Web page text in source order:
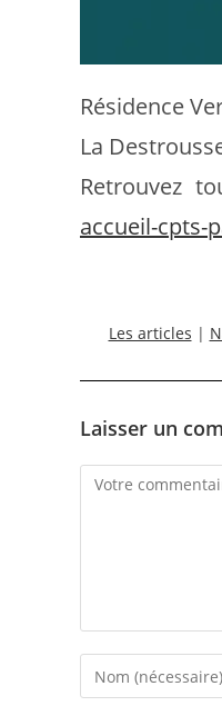
Résidence
La
Retrouvez
accueil-cpts-
Les articles |
Laisser un
Comment
Enter
your